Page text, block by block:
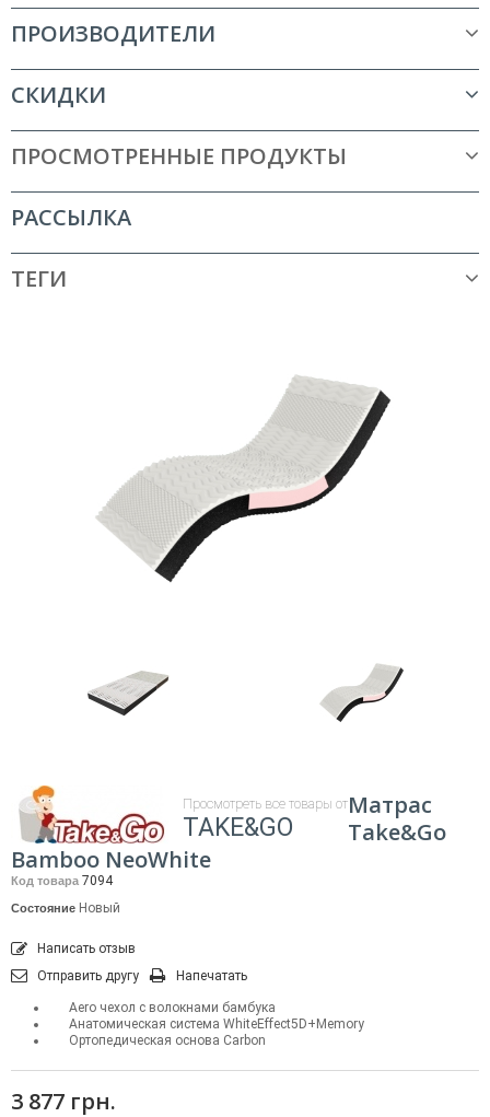
ПРОИЗВОДИТЕЛИ
СКИДКИ
ПРОСМОТРЕННЫЕ ПРОДУКТЫ
РАССЫЛКА
ТЕГИ
Просмотреть все товары от
TAKE&GO
Матрас
Take&Go
Bamboo NeoWhite
Код товара 7094
Состояние Новый
Написать отзыв
Отправить другу
Напечатать
Aero чехол с волокнами бамбука
Анатомическая система WhiteEffect5D+Memory
Ортопедическая основа Carbon
3 877 грн.